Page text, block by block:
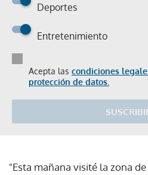
Deportes
Entretenimiento
Acepta las condiciones
protección de datos.
"Esta mañana visité la zona